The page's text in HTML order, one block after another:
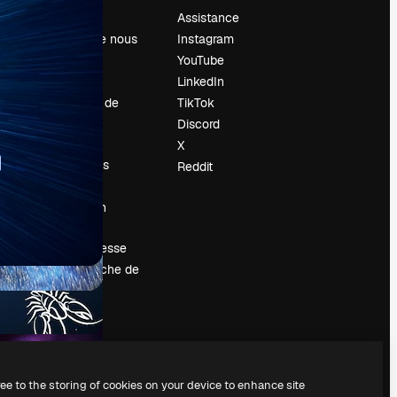
À propos de nous
Tendances de
Blog
Événements
Slidesgo
Vendre mon
Salle de presse
À la recherche de
magnific.ai
Assistance
Instagram
YouTube
LinkedIn
TikTok
Discord
X
Reddit
to the storing of cookies on your device to enhance site